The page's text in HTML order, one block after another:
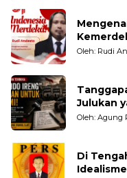
Oleh: Rudi
Julukan yang tidak Adil
Oleh: Agung
Di